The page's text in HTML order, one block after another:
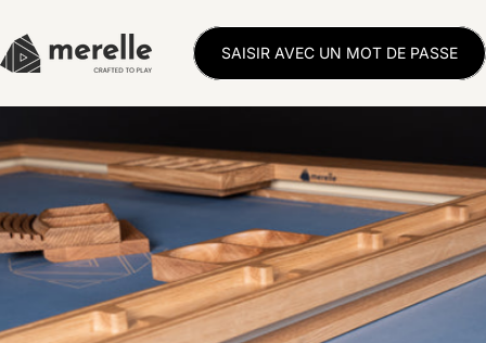
My Store SAISIR AVEC UN MOT DE PASSE